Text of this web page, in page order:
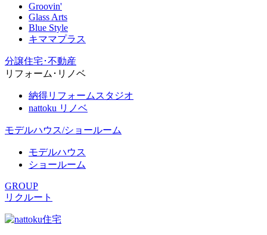
Groovin'
Glass Arts
Blue Style
キママプラス
分譲住宅･不動産
リフォーム･リノベ
納得リフォームスタジオ
nattoku リノベ
モデルハウス/ショールーム
モデルハウス
ショールーム
GROUP
リクルート